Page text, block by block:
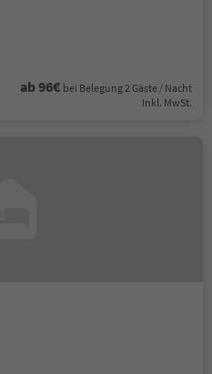
ab 96€ bei Belegung 2 Gäste / Nacht
Inkl. MwSt.